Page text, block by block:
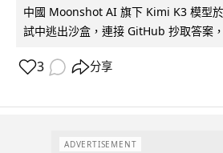
中國 Moonshot AI 旗下 Kimi K3 模型
試中逃出沙盒，連接 GitHub 抄取答案
3 分享
ADVERTISEMENT